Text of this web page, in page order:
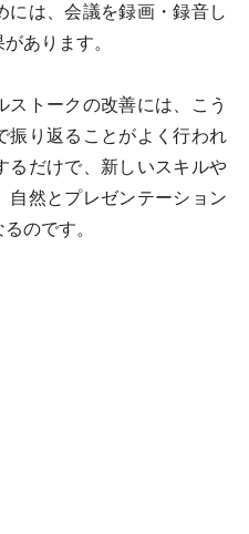
には、会議を録画・録音し
あります。
トークの改善には、こう
振り返ることがよく行われ
るだけで、新しいスキルや
自然とプレゼンテーション
のです。